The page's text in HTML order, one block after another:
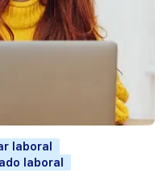
laboral
laboral